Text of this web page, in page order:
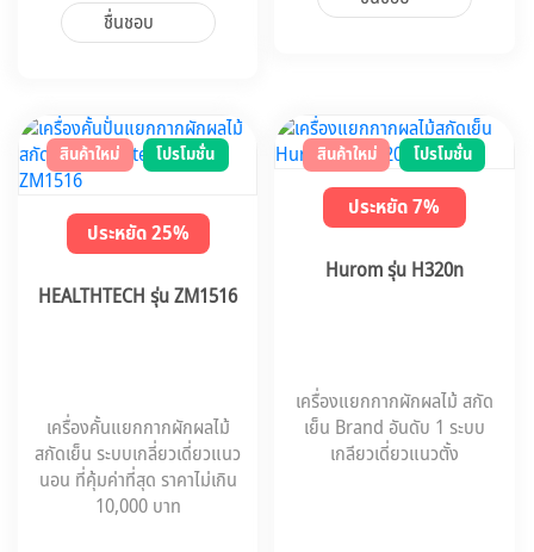
ชื่นชอบ
สินค้าใหม่ โปรโมชั่น
ประหยัด 25%
HEALTHTECH รุ่น ZM1516
เครื่องคั้นแยกกากผักผลไม้
สกัดเย็น ระบบเกลี่ยวเดี่ยวแนว
นอน ที่คุ้มค่าที่สุด ราคาไม่เกิน
10,000 บาท
สินค้าใหม่ โปรโมชั่น
ประหยัด 7%
Hurom รุ่น H320n
เครื่องแยกกากผักผลไม้ สกัด
เย็น Brand อันดับ 1 ระบบ
เกลียวเดี่ยวแนวตั้ง